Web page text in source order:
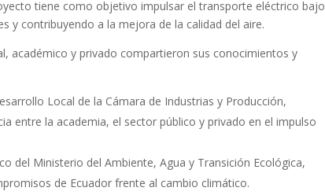
tiene como objetivo impulsar el transporte eléctrico bajo
y contribuyendo a la mejora de la calidad del aire.
académico y privado compartieron sus conocimientos y
Local de la Cámara de Industrias y Producción,
entre la academia, el sector público y privado en el impulso
del Ministerio del Ambiente, Agua y Transición Ecológica,
de Ecuador frente al cambio climático.